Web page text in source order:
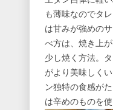
も薄味なのでタ
は甘みが強めの
べ方は、焼き上
少し焼く方法。
がより美味しく
ン独特の食感が
は辛めのものを